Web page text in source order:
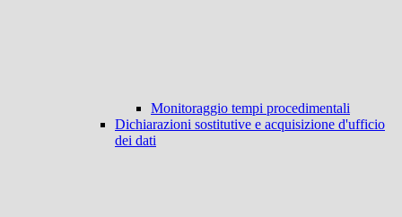
Monitoraggio tempi procedimentali
Dichiarazioni sostitutive e acquisizione d'ufficio
dei dati